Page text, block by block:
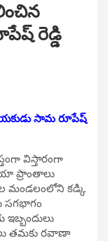
రెడ్డి
సామ రూపేష్
విస్తారంగా
ప్రాంతాలు
కడ్కి
సగభాగం
ఇబ్బందులు
తమకు రవాణా